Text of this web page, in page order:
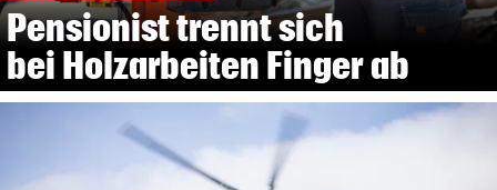
Pensionist trennt sich
bei Holzarbeiten Finger ab